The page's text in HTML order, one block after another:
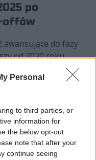
Personal
to third parties, or
information for
the below opt-out
note that after your
continue seeing
po
offów
awansujące do fazy
od 2020 roku
trzeba się liczyć.
nie pożegnali się z
"Caps" Winther
jeden punkt w grze
starcie to Yu
nie zostawili na
jednak przyznać, że